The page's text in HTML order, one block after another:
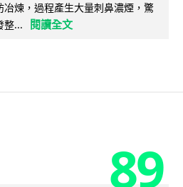
煉，過程產生大量刺鼻濃煙，驚
整...
閱讀全文
89